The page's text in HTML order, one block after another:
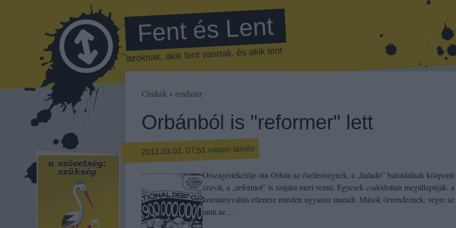
Fent és Lent
azoknak, akik fent vannak, és akik lent
Címkék » rendszer
Orbánból is "reformer" lett
2011.03.02. 07:51 napon tamás
Országértékelője óta Orbán az ősellenségnek, a „haladó” baloldalnak központi
szavát, a „reformot” is szájára meri venni. Egyesek csalódottan megállapítják: a
kormányváltás ellenére minden ugyanaz maradt. Mások örvendeznek: végre
amit az…